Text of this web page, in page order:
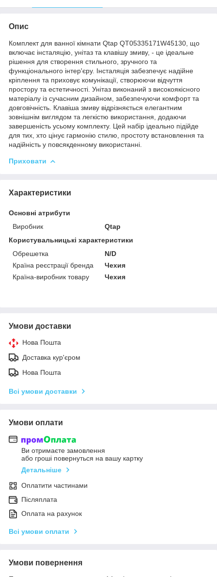
Опис
Комплект для ванної кімнати Qtap QT05335171W45130, що
включає інсталяцію, унітаз та клавішу змиву, - це ідеальне
рішення для створення стильного, зручного та
функціонального інтер'єру. Інсталяція забезпечує надійне
кріплення та приховує комунікації, створюючи відчуття
простору та естетичності. Унітаз виконаний з високоякісного
матеріалу із сучасним дизайном, забезпечуючи комфорт та
довговічність. Клавіша змиву відрізняється елегантним
зовнішнім виглядом та легкістю використання, додаючи
завершеність усьому комплекту. Цей набір ідеально підійде
для тих, хто цінує гармонію стилю, простоту встановлення та
надійність у повсякденному використанні.
Приховати
Характеристики
Основні атрибути
Виробник
Qtap
Користувальницькі характеристики
Обрешетка
N/D
Країна реєстрації бренда
Чехия
Країна-виробник товару
Чехия
Умови доставки
Нова Пошта
Доставка кур'єром
Нова Пошта
Всі умови доставки
Умови оплати
Ви отримаєте замовлення
або гроші повернуться на вашу картку
Детальніше
Оплатити частинами
Післяплата
Оплата на рахунок
Всі умови оплати
Умови повернення